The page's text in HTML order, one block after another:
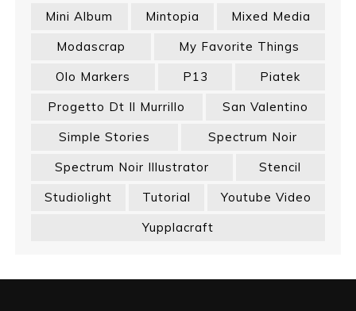
Mini Album
Mintopia
Mixed Media
Modascrap
My Favorite Things
Olo Markers
P13
Piatek
Progetto Dt Il Murrillo
San Valentino
Simple Stories
Spectrum Noir
Spectrum Noir Illustrator
Stencil
Studiolight
Tutorial
Youtube Video
Yupplacraft